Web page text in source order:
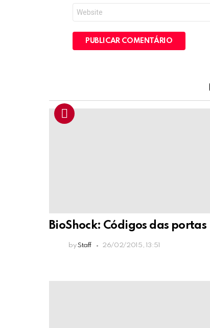
BioShock: Códigos das portas
by Staff 26/02/2015, 13:51